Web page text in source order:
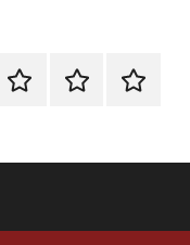
EnoturismoRanking